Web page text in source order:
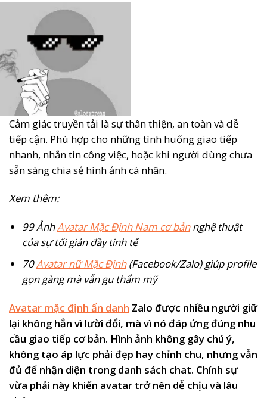
Cảm giác truyền tải là sự thân thiện, an toàn và dễ
tiếp cận. Phù hợp cho những tình huống giao tiếp
nhanh, nhắn tin công việc, hoặc khi người dùng chưa
sẵn sàng chia sẻ hình ảnh cá nhân.
Xem thêm:
99 ẢnhAvatar Mặc Định Nam cơ bảnnghệ thuật
của sự tối giản đầy tinh tế
70Avatar nữ Mặc Định(Facebook/Zalo) giúp profile
gọn gàng mà vẫn gu thẩm mỹ
Avatar mặc định ẩn danh Zalo được nhiều người giữ
lại không hẳn vì lười đổi, mà vì nó đáp ứng đúng nhu
cầu giao tiếp cơ bản. Hình ảnh không gây chú ý,
không tạo áp lực phải đẹp hay chỉnh chu, nhưng vẫn
đủ để nhận diện trong danh sách chat. Chính sự
vừa phải này khiến avatar trở nên dễ chịu và lâu